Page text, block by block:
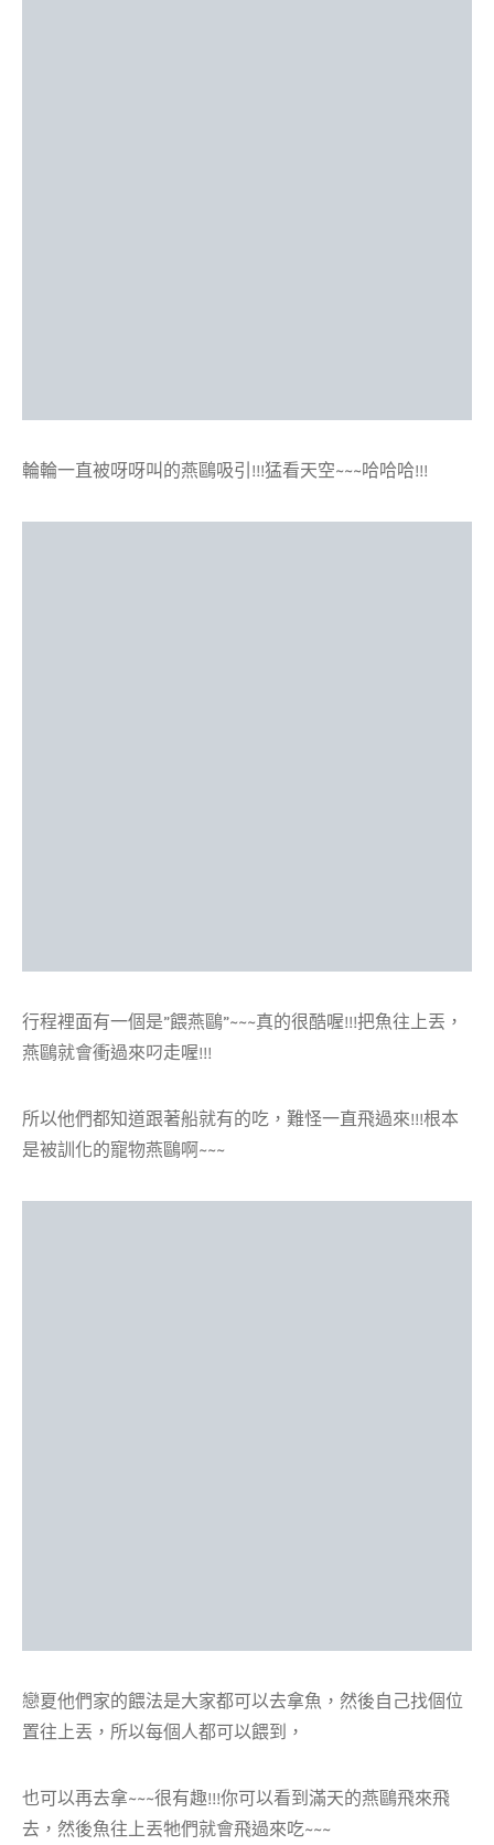
輪輪一直被呀呀叫的燕鷗吸引!!!猛看天空~~~哈哈哈!!!
行程裡面有一個是”餵燕鷗”~~~真的很酷喔!!!把魚往上丟，
燕鷗就會衝過來叼走喔!!!
所以他們都知道跟著船就有的吃，難怪一直飛過來!!!根本
是被訓化的寵物燕鷗啊~~~
戀夏他們家的餵法是大家都可以去拿魚，然後自己找個位
置往上丟，所以每個人都可以餵到，
也可以再去拿~~~很有趣!!!你可以看到滿天的燕鷗飛來飛
去，然後魚往上丟牠們就會飛過來吃~~~